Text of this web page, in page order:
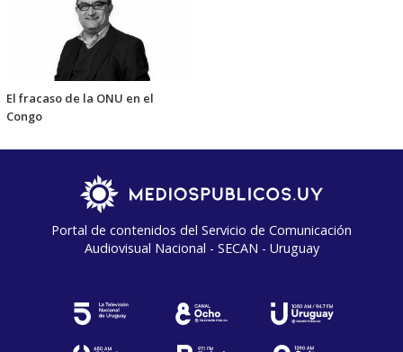
El fracaso de la ONU en el
Congo
Portal de contenidos del Servicio de Comunicación
Audiovisual Nacional - SECAN - Uruguay